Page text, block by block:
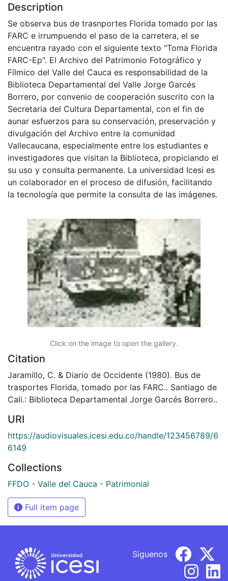
Description
Se observa bus de trasnportes Florida tomado por las
FARC e irrumpuendo el paso de la carretera, el se
encuentra rayado con el siguiente texto "Toma Florida
FARC-Ep". El Archivo del Patrimonio Fotográfico y
Fílmico del Valle del Cauca es responsabilidad de la
Biblioteca Departamental del Valle Jorge Garcés
Borrero, por convenio de cooperación suscrito con la
Secretaria del Cultura Departamental, con el fin de
aunar esfuerzos para su conservación, preservación y
divulgación del Archivo entre la comunidad
Vallecaucana, especialmente entre los estudiantes e
investigadores que visitan la Biblioteca, propiciando el
su uso y consulta permanente. La universidad Icesi es
un colaborador en el proceso de difusión, facilitando
la tecnología que permite la consulta de las imágenes.
Click on the image to open the gallery.
Citation
Jaramillo, C. & Diario de Occidente (1980). Bus de
trasportes Florida, tomado por las FARC.. Santiago de
Cali.: Biblioteca Departamental Jorge Garcés Borrero..
URI
https://audiovisuales.icesi.edu.co/handle/123456789/6
6149
Collections
FFDO - Valle del Cauca - Patrimonial
Full item page
Síguenos